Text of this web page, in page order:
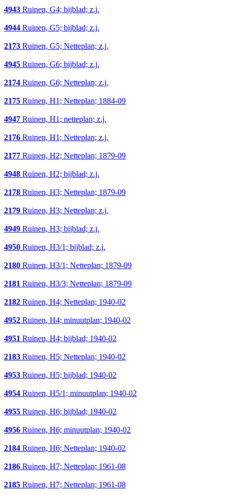
4943 Ruinen, G4; bijblad; z.j.
4944 Ruinen, G5; bijblad; z.j.
2173 Ruinen, G5; Netteplan; z.j.
4945 Ruinen, G6; bijblad; z.j.
2174 Ruinen, G6; Netteplan; z.j.
2175 Ruinen, H1; Netteplan; 1884-09
4947 Ruinen, H1; netteplan; z.j.
2176 Ruinen, H1; Netteplan; z.j.
2177 Ruinen, H2; Netteplan; 1879-09
4948 Ruinen, H2; bijblad; z.j.
2178 Ruinen, H3; Netteplan; 1879-09
2179 Ruinen, H3; Netteplan; z.j.
4949 Ruinen, H3; bijblad; z.j.
4950 Ruinen, H3/1; bijblad; z.j.
2180 Ruinen, H3/1; Netteplan; 1879-09
2181 Ruinen, H3/3; Netteplan; 1879-09
2182 Ruinen, H4; Netteplan; 1940-02
4952 Ruinen, H4; minuutplan; 1940-02
4951 Ruinen, H4; bijblad; 1940-02
2183 Ruinen, H5; Netteplan; 1940-02
4953 Ruinen, H5; bijblad; 1940-02
4954 Ruinen, H5/1; minuutplan; 1940-02
4955 Ruinen, H6; bijblad; 1940-02
4956 Ruinen, H6; minuutplan; 1940-02
2184 Ruinen, H6; Netteplan; 1940-02
2186 Ruinen, H7; Netteplan; 1961-08
2185 Ruinen, H7; Netteplan; 1961-08